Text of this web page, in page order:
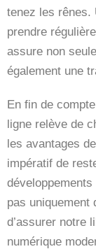
tenez les rênes.
prendre
assure non
également une
En fin de
ligne relève de
les avantages
impératif de
pas uniquement
d’assurer notre
numérique